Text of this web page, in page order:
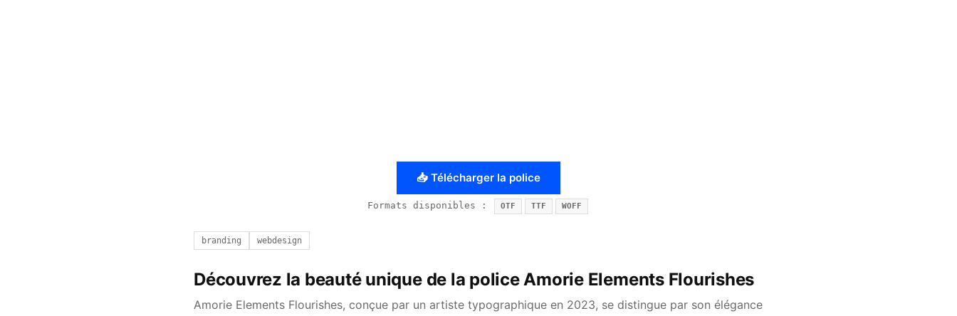
📥 Télécharger la police
Formats disponibles : OTF TTF WOFF
branding webdesign
Découvrez la beauté unique de la police Amorie Elements Flourishes
Amorie Elements Flourishes, conçue par un artiste typographique en 2023, se distingue par son élégance